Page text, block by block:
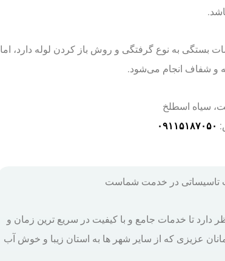
بستگی به نوع گرفتگی و روش باز کردن لوله دارد، اما
و شفاف انجام می‌شود.
سیاه اسطلخ
۰۹۱۱۵۱۸۷۰۵۰
تاسیساتی در خدمت شماست
دارد تا خدمات جامع و با کیفیت در سریع ترین زمان و
عزیزی که از سایر شهر ها به استان زیبا و خوش آب